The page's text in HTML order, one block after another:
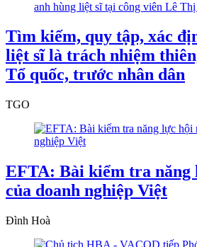
Tìm kiếm, quy tập, xác
liệt sĩ là trách nhiệm
Tổ quốc, trước nhân dân
TGO
EFTA: Bài kiểm tra năng
của doanh nghiệp Việt
Đình Hoà